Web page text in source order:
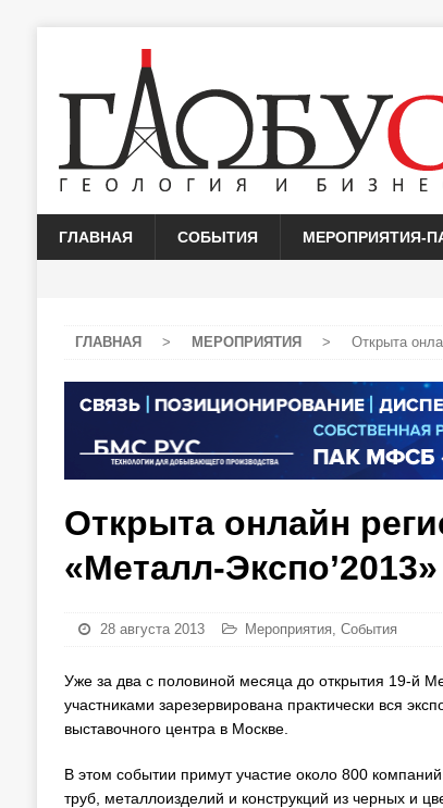
ГЛАВНАЯ СОБЫТИЯ МЕРОПРИЯТИЯ-
ГЛАВНАЯ > МЕРОПРИЯТИЯ > Открыта
Открыта онлайн
«Металл-Экспо’2013»
28 августа 2013 Мероприятия, События
Уже за два с половиной месяца до открытия 19-й
участниками зарезервирована практически вся
выставочного центра в Москве.
В этом событии примут участие около 800
труб, металлоизделий и конструкций из черных и